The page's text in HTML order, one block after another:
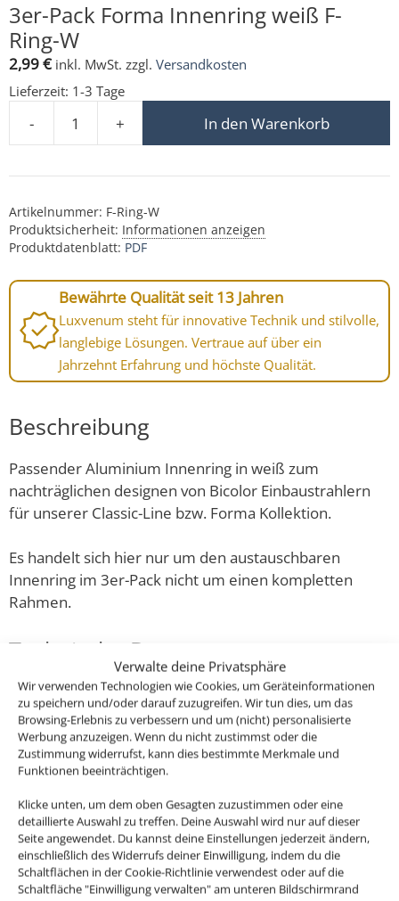
Verwalte deine Privatsphäre
Wir verwenden Technologien wie Cookies, um Geräteinformationen
zu speichern und/oder darauf zuzugreifen. Wir tun dies, um das
Browsing-Erlebnis zu verbessern und um (nicht) personalisierte
Werbung anzuzeigen. Wenn du nicht zustimmst oder die
Zustimmung widerrufst, kann dies bestimmte Merkmale und
Funktionen beeinträchtigen.
Klicke unten, um dem oben Gesagten zuzustimmen oder eine
detaillierte Auswahl zu treffen. Deine Auswahl wird nur auf dieser
Seite angewendet. Du kannst deine Einstellungen jederzeit ändern,
einschließlich des Widerrufs deiner Einwilligung, indem du die
Schaltflächen in der Cookie-Richtlinie verwendest oder auf die
Schaltfläche "Einwilligung verwalten" am unteren Bildschirmrand
3er-Pack Forma Innenring weiß F-
Ring-W
2,99€ inkl. MwSt. zzgl. Versandkosten
Lieferzeit: 1-3 Tage
-
3er-Pack Forma Innenring weiß F-Ring-W Menge
+ In den Warenkorb
Artikelnummer: F-Ring-W
Produktsicherheit: Informationen anzeigen
Produktdatenblatt: PDF
Bewährte Qualität seit 13 Jahren
Luxvenum steht für innovative Technik und stilvolle,
langlebige Lösungen. Vertraue auf über ein
Jahrzehnt Erfahrung und höchste Qualität.
Beschreibung
Passender Aluminium Innenring in weiß zum
nachträglichen designen von Bicolor Einbaustrahlern
für unserer Classic-Line bzw. Forma Kollektion.
Es handelt sich hier nur um den austauschbaren
Innenring im 3er-Pack nicht um einen kompletten
Rahmen.
Technische Daten
Gesamtmaße
50×50×4mm
Material
Aluminium
Marke / Hersteller
Luxvenum